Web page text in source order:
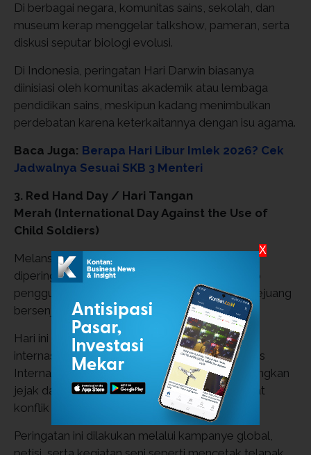
Di berbagai negara, komunitas sains, sekolah, dan
museum kerap menggelar talkshow, pameran, serta
diskusi seputar biologi evolusi.
Di Indonesia, peringatan Hari Darwin biasanya
diinisiasi oleh komunitas akademik atau lembaga
pendidikan sains, meskipun kadang menimbulkan
perdebatan karena keterkaitannya dengan isu agama.
Baca Juga: Berapa Hari Libur Imlek 2026? Cek
Jadwalnya Sesuai SKB 3 Menteri
3. Red Hand Day / Hari Tangan
Merah (International Day Against the Use of
Child Soldiers)
Melansir lamanNational Today,
Red Hand Day
diperingati sebagai bentuk penolakan terhadap
penggunaan anak-anak sebagai tentara atau pejuang
bersenjata.
Hari ini didukung oleh organisasi kemanusiaan
internasional seperti UNICEF dan Child Soldiers
International. Simbol “tangan merah” melambangkan
jejak darah pada tangan anak-anak yang terlibat
konflik bersenjata.
Peringatan ini dilakukan melalui kampanye global,
X